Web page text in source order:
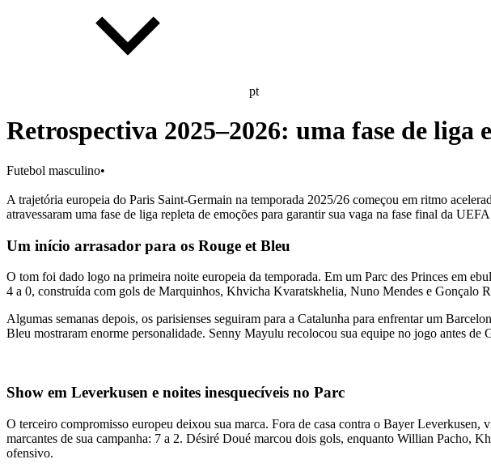
pt
Retrospectiva 2025–2026: uma fase de liga
Futebol masculino•
A trajetória europeia do Paris Saint-Germain na temporada 2025/26 começou em ritmo
atravessaram uma fase de liga repleta de emoções para garantir sua vaga na fase final da
Um início arrasador para os Rouge et Bleu
O tom foi dado logo na primeira noite europeia da temporada. Em um Parc des Princes em
4 a 0, construída com gols de Marquinhos, Khvicha Kvaratskhelia, Nuno Mendes e Gonçalo
Algumas semanas depois, os parisienses seguiram para a Catalunha para enfrentar um
Bleu mostraram enorme personalidade. Senny Mayulu recolocou sua equipe no jogo antes
Show em Leverkusen e noites inesquecíveis no Parc
O terceiro compromisso europeu deixou sua marca. Fora de casa contra o Bayer
marcantes de sua campanha: 7 a 2. Désiré Doué marcou dois gols, enquanto Willian Pacho,
ofensivo.